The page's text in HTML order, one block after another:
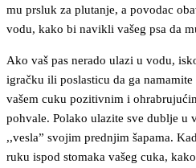
mu prsluk za plutanje, a povodac
vodu, kako bi navikli vašeg psa da
Ako vaš pas nerado ulazi u vodu,
igračku ili poslasticu da ga namamite
vašem cuku pozitivnim i
pohvale. Polako ulazite sve dublje u
,,vesla” svojim prednjim šapama.
ruku ispod stomaka vašeg cuka,